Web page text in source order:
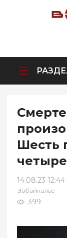
Шесть
14.08.23 12:44
Забайкалье
399